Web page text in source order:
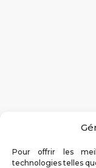
Pour offrir les
technologies telles